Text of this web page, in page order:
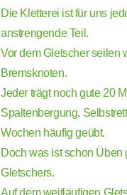
Die Kletterei ist für uns
anstrengende Teil.
Vor dem Gletscher seilen
Bremsknoten.
Jeder trägt noch gute 20
Spaltenbergung.
Wochen häufig geübt.
Doch was ist schon
Gletschers.
Auf dem weitläufigen